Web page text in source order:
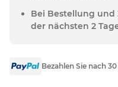
Bei Bestellung
der nächsten 2
Bezahlen Sie nach